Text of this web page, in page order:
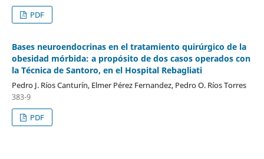
PDF
Bases neuroendocrinas en el tratamiento quirúrgico de la
obesidad mórbida: a propósito de dos casos operados con
la Técnica de Santoro, en el Hospital Rebagliati
Pedro J. Ríos Canturín, Elmer Pérez Fernandez, Pedro O. Ríos Torres
383-9
PDF